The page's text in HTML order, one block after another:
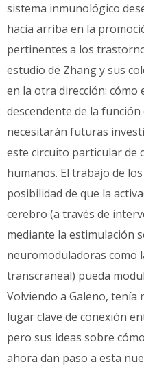
sistema inmunológico
hacia arriba en la
pertinentes a los
estudio de Zhang y sus
en la otra dirección:
descendente de la
necesitarán futuras
este circuito particular de
humanos. El trabajo de
posibilidad de que la
cerebro (a través de
mediante la estimulación
neuromoduladoras como
transcraneal) pueda
Volviendo a Galeno, tenía
lugar clave de conexión
pero sus ideas sobre
ahora dan paso a esta